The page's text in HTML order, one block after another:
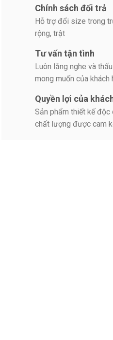
Chính sách đổi trả
Hỗ trợ đổi size trong
rộng, trật
Tư vấn tận tình
Luôn lắng nghe và
mong muốn của khách
Quyền lợi của
Sản phẩm thiết kế độc
chất lượng được cam